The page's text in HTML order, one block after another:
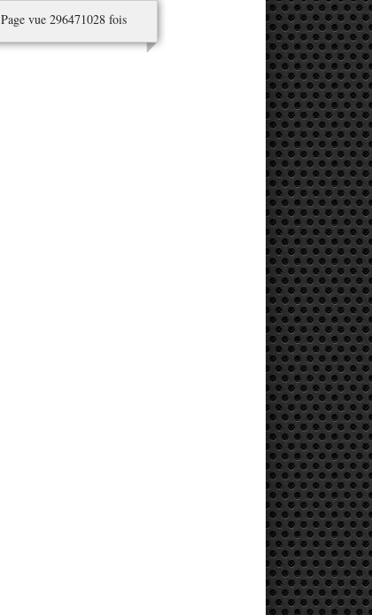
Page vue 296471028 fois